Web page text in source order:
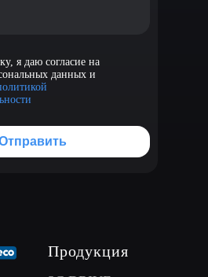
я даю согласие на
данных и
Продукция